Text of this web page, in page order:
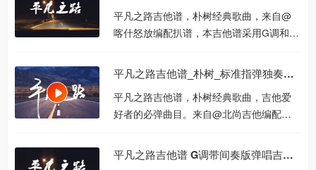
平凡之路吉他谱，朴树经典歌曲，来自@
喀什怒放编配扒谱，本吉他谱采用G调和弦
原曲中的说唱部分，...
平凡之路吉他谱_朴树_标准指弹独奏吉他谱
平凡之路吉他谱，朴树经典歌曲，吉他爱
好者的必弹曲目。来自@北尚吉他编配扒
夹第2品演奏，附指弹...
平凡之路吉他谱 G调带间奏版弹唱吉他谱 完整版吉他谱